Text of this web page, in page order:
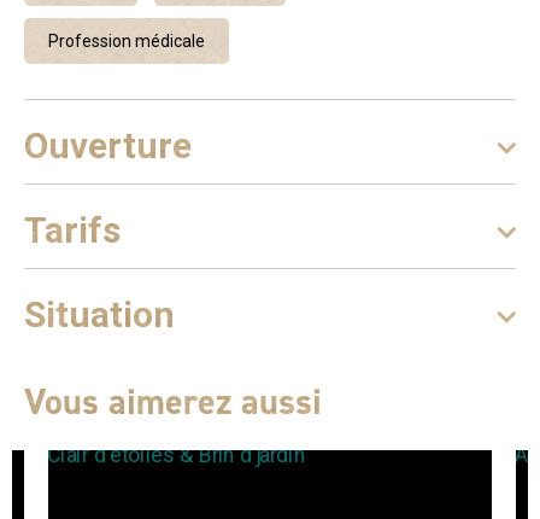
Profession médicale
Ouverture
Tarifs
Situation
Vous aimerez aussi